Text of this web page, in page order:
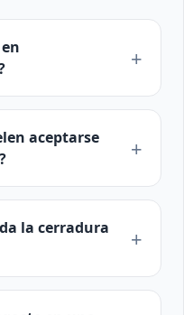
aceptarse
la cerradura